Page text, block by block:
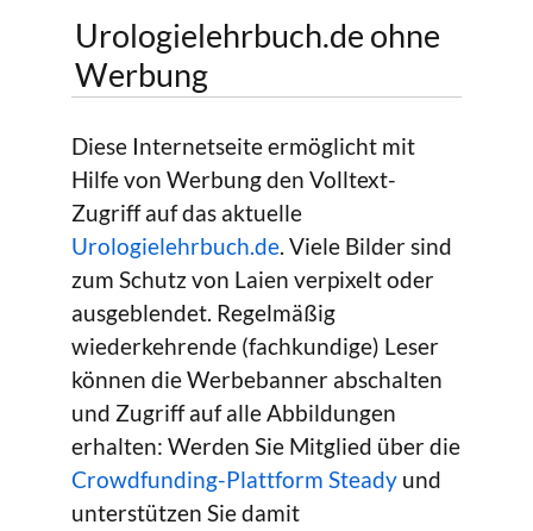
Urologielehrbuch.de ohne
Werbung
Diese Internetseite ermöglicht mit
Hilfe von Werbung den Volltext-
Zugriff auf das aktuelle
Urologielehrbuch.de. Viele Bilder sind
zum Schutz von Laien verpixelt oder
ausgeblendet. Regelmäßig
wiederkehrende (fachkundige) Leser
können die Werbebanner abschalten
und Zugriff auf alle Abbildungen
erhalten: Werden Sie Mitglied über die
Crowdfunding-Plattform Steady und
unterstützen Sie damit